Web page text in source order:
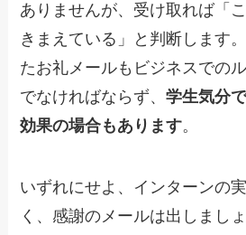
ありませんが、受け取れば「
きまえている」と判断します
たお礼メールもビジネスでの
でなければならず、学生気分
効果の場合もあります。
いずれにせよ、インターンの
く、感謝のメールは出しまし